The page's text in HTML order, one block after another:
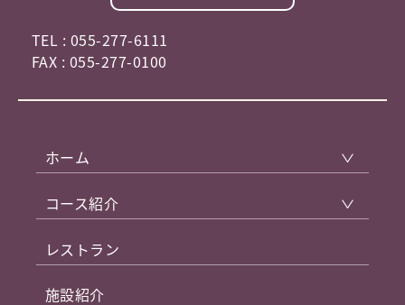
TEL : 055-277-6111
FAX : 055-277-0100
ホーム
コース紹介
レストラン
施設紹介